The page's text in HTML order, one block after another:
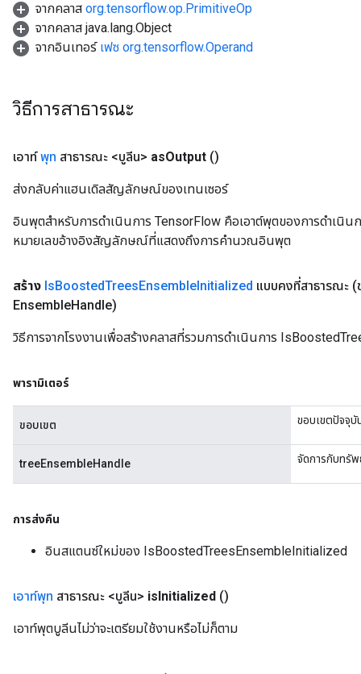
จากคลาส org.tensorflow.op.PrimitiveOp
จากคลาส java.lang.Object
จากอินเทอร์ เฟซ org.tensorflow.Operand
วิธีการสาธารณะ
เอาท์พุท สาธารณะ <บูลีน> asOutput ()
ส่งกลับค่าแฮนเดิลสัญลักษณ์ของเทนเซอร์
อินพุตสำหรับการดำเนินการ TensorFlow คือเอาต์พุตของการดำเนิน
หมายเลขอ้างอิงสัญลักษณ์ที่แสดงถึงการคำนวณอินพุต
สร้าง IsBoostedTreesEnsembleInitialized แบบคงที่สาธารณะ (
EnsembleHandle)
วิธีการจากโรงงานเพื่อสร้างคลาสที่รวมการดำเนินการ
พารามิเตอร์
ขอบเขต ขอบเขตปัจจุบั
treeEnsembleHandle จัดการกับทรั
การส่งคืน
อินสแตนซ์ใหม่ของ IsBoostedTreesEnsembleInitialized
เอาท์พุท สาธารณะ <บูลีน> isInitialized ()
เอาท์พุตบูลีนไม่ว่าจะเตรียมใช้งานหรือไม่ก็ตาม